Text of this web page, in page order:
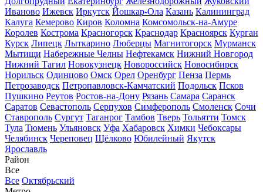
Иваново Ижевск Иркутск Йошкар-Ола Казань Калининград
Калуга Кемерово Киров Коломна Комсомольск-на-Амуре
Королев Кострома Красногорск Краснодар Красноярск Курган
Курск Липецк Лыткарино Люберцы Магнитогорск Мурманск
Мытищи Набережные Челны Нефтекамск Нижний Новгород
Нижний Тагил Новокузнецк Новороссийск Новосибирск
Норильск Одинцово Омск Орел Оренбург Пенза Пермь
Петрозаводск Петропавловск-Камчатский Подольск Псков
Пушкино Реутов Ростов-на-Дону Рязань Самара Саранск
Саратов Севастополь Серпухов Симферополь Смоленск Сочи
Ставрополь Сургут Таганрог Тамбов Тверь Тольятти Томск
Тула Тюмень Ульяновск Уфа Хабаровск Химки Чебоксары
Челябинск Череповец Щёлково Юбилейный Якутск
Ярославль
Район
Все
Все Октябрьский